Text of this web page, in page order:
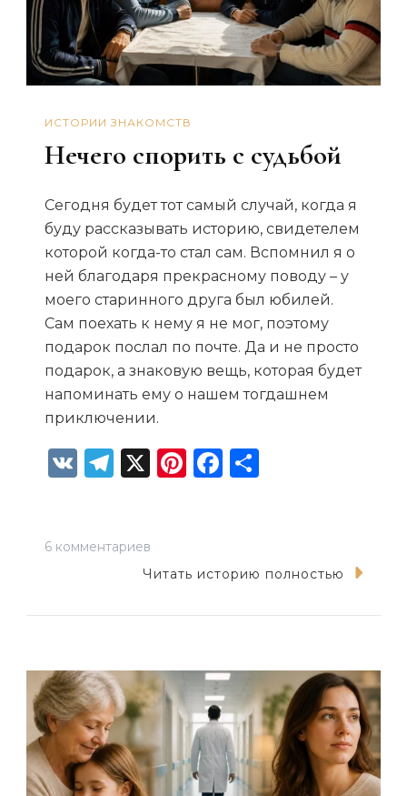
ИСТОРИИ ЗНАКОМСТВ
Нечего спорить с судьбой
Сегодня будет тот самый случай, когда я
буду рассказывать историю, свидетелем
которой когда-то стал сам. Вспомнил я о
ней благодаря прекрасному поводу – у
моего старинного друга был юбилей.
Сам поехать к нему я не мог, поэтому
подарок послал по почте. Да и не просто
подарок, а знаковую вещь, которая будет
напоминать ему о нашем тогдашнем
приключении.
VK Telegram
X Pinterest
Facebook
6 комментариев
записи
судьбой
Читать историю полностью